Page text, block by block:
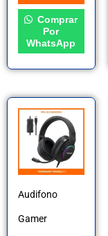
Comprar
Por
WhatsApp
Audifono
Gamer